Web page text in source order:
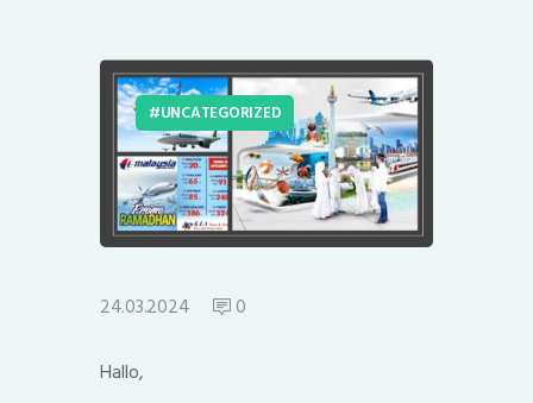
UNCATEGORIZED
24.03.2024 0
Hallo,